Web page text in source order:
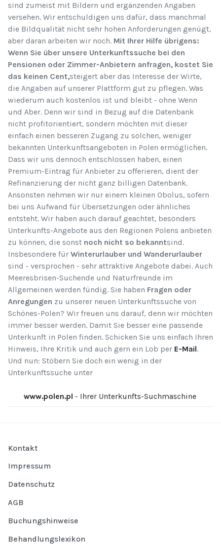
sind zumeist mit Bildern und ergänzenden Angaben
versehen. Wir entschuldigen uns dafür, dass manchmal
die Bildqualität nicht sehr hohen Anforderungen genügt,
aber daran arbeiten wir noch. Mit Ihrer Hilfe übrigens:
Wenn Sie über unsere Unterkunftssuche bei den
Pensionen oder Zimmer-Anbietern anfragen, kostet Sie
das keinen Cent,steigert aber das Interesse der Wirte,
die Angaben auf unserer Plattform gut zu pflegen. Was
wiederum auch kostenlos ist und bleibt - ohne Wenn
und Aber. Denn wir sind in Bezug auf die Datenbank
nicht profitorientiert, sondern möchten mit dieser
einfach einen besseren Zugang zu solchen, weniger
bekannten Unterkunftsangeboten in Polen ermöglichen.
Dass wir uns dennoch entschlossen haben, einen
Premium-Eintrag für Anbieter zu offerieren, dient der
Refinanzierung der nicht ganz billigen Datenbank.
Ansonsten nehmen wir nur einem kleinen Obolus, sofern
bei uns Aufwand für Übersetzungen oder ähnliches
entsteht. Wir haben auch darauf geachtet, besonders
Unterkunfts-Angebote aus den Regionen Polens anbieten
zu können, die sonst noch nicht so bekanntsind.
Insbesondere für Winterurlauber und Wanderurlauber
sind - versprochen - sehr attraktive Angebote dabei. Auch
Meeresbrisen-Suchende und Naturfreunde im
Allgemeinen werden fündig. Sie haben Fragen oder
Anregungen zu unserer neuen Unterkunftssuche von
Schönes-Polen? Wir freuen uns darauf, denn wir möchten
immer besser werden. Damit Sie besser eine passende
Unterkunft in Polen finden. Schicken Sie uns einfach Ihren
Hinweis, Ihre Kritik und auch gern ein Lob per E-Mail.
Und nun: Stöbern Sie doch ein wenig in der
Unterkunftssuche unter
www.polen.pl - Ihrer Unterkunfts-Suchmaschine
Kontakt
Impressum
Datenschutz
AGB
Buchungshinweise
Behandlungslexikon